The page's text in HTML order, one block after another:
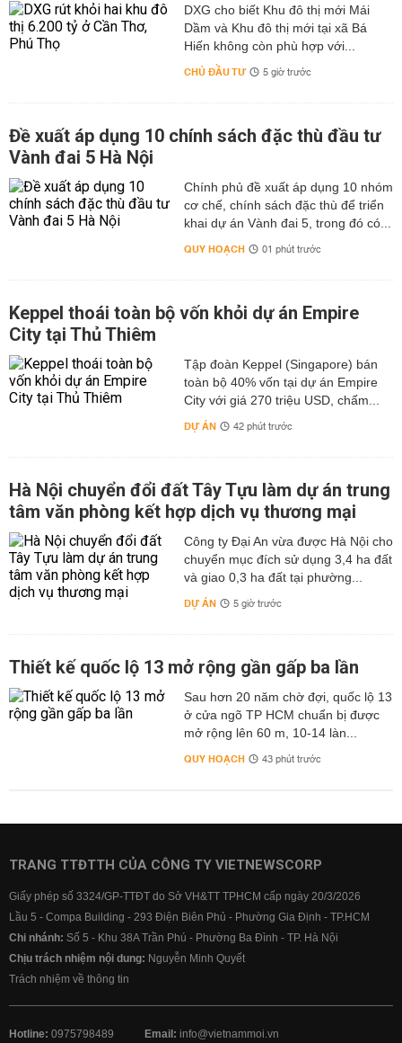
DXG cho biết Khu đô thị mới Mái
Dầm và Khu đô thị mới tại xã Bá
Hiến không còn phù hợp với...
CHỦ ĐẦU TƯ 5 giờ trước
Đề xuất áp dụng 10 chính sách đặc thù đầu tư
Vành đai 5 Hà Nội
Chính phủ đề xuất áp dụng 10 nhóm
cơ chế, chính sách đặc thù để triển
khai dự án Vành đai 5, trong đó có...
QUY HOẠCH 01 phút trước
Keppel thoái toàn bộ vốn khỏi dự án Empire
City tại Thủ Thiêm
Tập đoàn Keppel (Singapore) bán
toàn bộ 40% vốn tại dự án Empire
City với giá 270 triệu USD, chấm...
DỰ ÁN 42 phút trước
Hà Nội chuyển đổi đất Tây Tựu làm dự án trung
tâm văn phòng kết hợp dịch vụ thương mại
Công ty Đại An vừa được Hà Nội cho
chuyển mục đích sử dụng 3,4 ha đất
và giao 0,3 ha đất tại phường...
DỰ ÁN 5 giờ trước
Thiết kế quốc lộ 13 mở rộng gần gấp ba lần
Sau hơn 20 năm chờ đợi, quốc lộ 13
ở cửa ngõ TP HCM chuẩn bị được
mở rộng lên 60 m, 10-14 làn...
QUY HOẠCH 43 phút trước
TRANG TTĐTTH CỦA CÔNG TY VIETNEWSCORP
Giấy phép số 3324/GP-TTĐT do Sở VH&TT TPHCM cấp ngày 20/3/2026
Lầu 5 - Compa Building - 293 Điện Biên Phủ - Phường Gia Định - TP.HCM
Chi nhánh: Số 5 - Khu 38A Trần Phú - Phường Ba Đình - TP. Hà Nội
Chịu trách nhiệm nội dung: Nguyễn Minh Quyết
Trách nhiệm về thông tin
Hotline: 0975798489 Email: info@vietnammoi.vn